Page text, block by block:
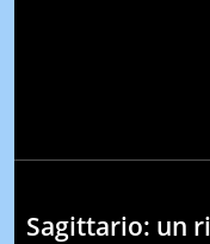
Sagittario: un